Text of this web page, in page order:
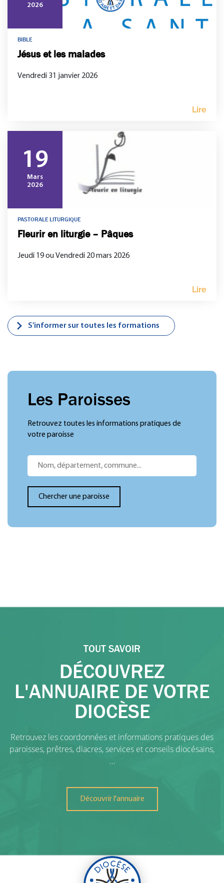
2026
BIBLE
Jésus et les malades
Vendredi 31 janvier 2026
Lire
19
Mars
2026
PASTORALE LITURGIQUE
Fleurir en liturgie – Pâques
Jeudi 19 ou Vendredi 20 mars 2026
Lire
S'informer sur toutes les formations
Les Paroisses
Retrouvez toutes les informations pratiques de
votre paroisse
TOUT SAVOIR
DÉCOUVREZ
L'ANNUAIRE DE VOTRE
DIOCÈSE
Retrouvez les coordonnées et informations pratiques des
paroisses, prêtres, diacres, services et conseils diocésains,
…
Découvrir l'annuaire